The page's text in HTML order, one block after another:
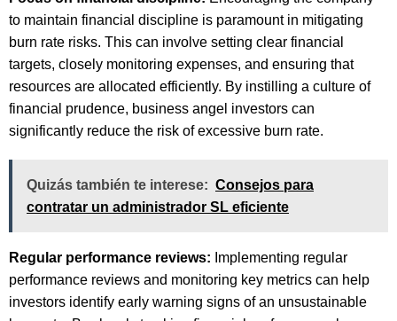
to maintain financial discipline is paramount in mitigating
burn rate risks. This can involve setting clear financial
targets, closely monitoring expenses, and ensuring that
resources are allocated efficiently. By instilling a culture of
financial prudence, business angel investors can
significantly reduce the risk of excessive burn rate.
Quizás también te interese: Consejos para
contratar un administrador SL eficiente
Regular performance reviews: Implementing regular
performance reviews and monitoring key metrics can help
investors identify early warning signs of an unsustainable